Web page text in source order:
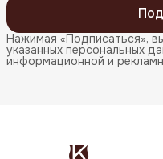
Нажимая «Подписаться»,
указанных персональных
информационной и